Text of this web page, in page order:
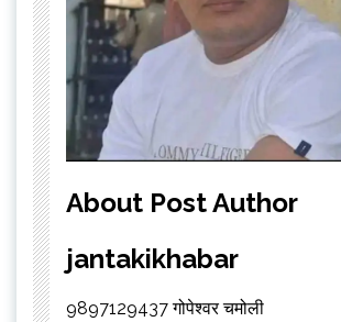
About Post Author
jantakikhabar
9897129437 गोपेश्वर चमोली